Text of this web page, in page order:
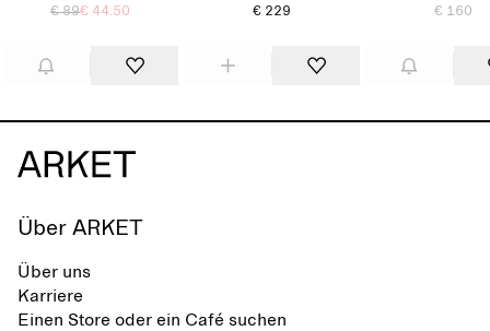
€ 89€ 44.50
€ 229
€ 160
Über ARKET
Über uns
Karriere
Einen Store oder ein Café suchen